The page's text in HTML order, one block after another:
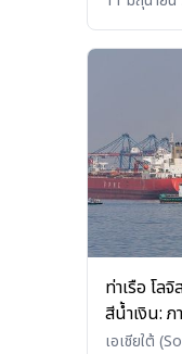
ท่าเรือ โล
สีน้ำเงิน: ภ
ลงทุน
เอเชียใต้